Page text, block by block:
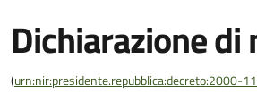
Dichiarazione di
(urn:nir:presidente.repubblica:decreto:2000-